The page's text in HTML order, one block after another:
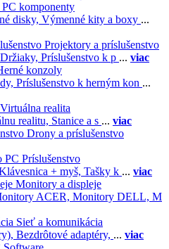
PC komponenty
disky, Výmenné kity a boxy ...
Projektory a príslušenstvo
Držiaky, Príslušenstvo k p ... viac
konzoly
Príslušenstvo k herným kon ...
Virtuálna realita
realitu, Stanice a s ... viac
Drony a príslušenstvo
PC Príslušenstvo
+ myš, Tašky k ... viac
Monitory a displeje
ACER, Monitory DELL, M
Sieť a komunikácia
Bezdrôtové adaptéry, ... viac